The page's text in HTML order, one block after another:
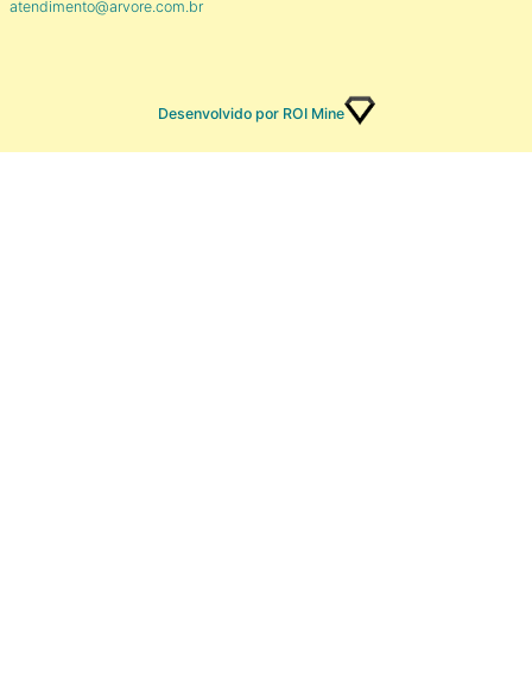
atendimento@arvore.com.br
Desenvolvido por ROI Mine